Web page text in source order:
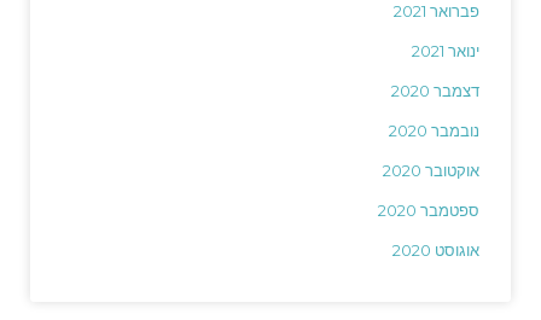
פברואר 2021
ינואר 2021
דצמבר 2020
נובמבר 2020
אוקטובר 2020
ספטמבר 2020
אוגוסט 2020